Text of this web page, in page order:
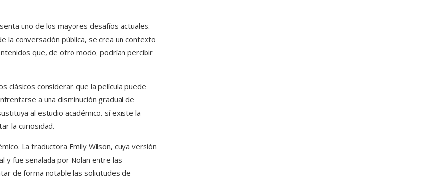
uno de los mayores desafíos actuales.
la conversación pública, se crea un contexto
que, de otro modo, podrían percibir
clásicos consideran que la película puede
a una disminución gradual de
al estudio académico, sí existe la
la curiosidad.
La traductora Emily Wilson, cuya versión
y fue señalada por Nolan entre las
de forma notable las solicitudes de